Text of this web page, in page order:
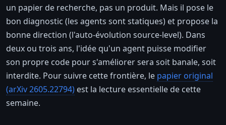
un papier de recherche, pas un produit. Mais il pose le
bon diagnostic (les agents sont statiques) et propose la
bonne direction (l'auto-évolution source-level). Dans
deux ou trois ans, l'idée qu'un agent puisse modifier
son propre code pour s'améliorer sera soit banale, soit
interdite. Pour suivre cette frontière, le papier original
(arXiv 2605.22794) est la lecture essentielle de cette
semaine.